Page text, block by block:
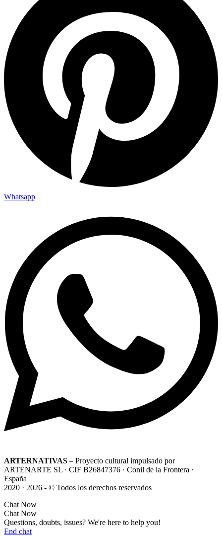
Whatsapp
ARTERNATIVAS – Proyecto cultural impulsado por
ARTENARTE SL · CIF B26847376 · Conil de la Frontera ·
España
2020 · 2026 - © Todos los derechos reservados
Chat Now
Chat Now
Questions, doubts, issues? We're here to help you!
End chat